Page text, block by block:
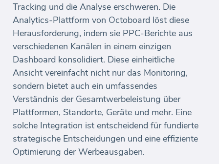
Tracking und die Analyse erschweren. Die
Analytics-Plattform von Octoboard löst diese
Herausforderung, indem sie PPC-Berichte aus
verschiedenen Kanälen in einem einzigen
Dashboard konsolidiert. Diese einheitliche
Ansicht vereinfacht nicht nur das Monitoring,
sondern bietet auch ein umfassendes
Verständnis der Gesamtwerbeleistung über
Plattformen, Standorte, Geräte und mehr. Eine
solche Integration ist entscheidend für fundierte
strategische Entscheidungen und eine effiziente
Optimierung der Werbeausgaben.